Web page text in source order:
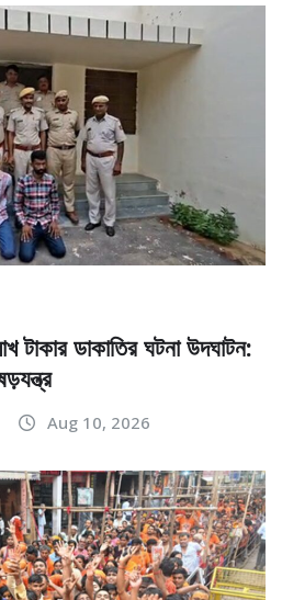
টাকার ডাকাতির ঘটনা উদঘাটন:
Aug 10, 2026